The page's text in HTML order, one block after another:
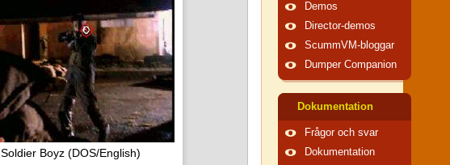
Soldier Boyz (DOS/English)
Demos
Director-demos
ScummVM-bloggar
Dumper Companion
Dokumentation
Frågor och svar
Dokumentation